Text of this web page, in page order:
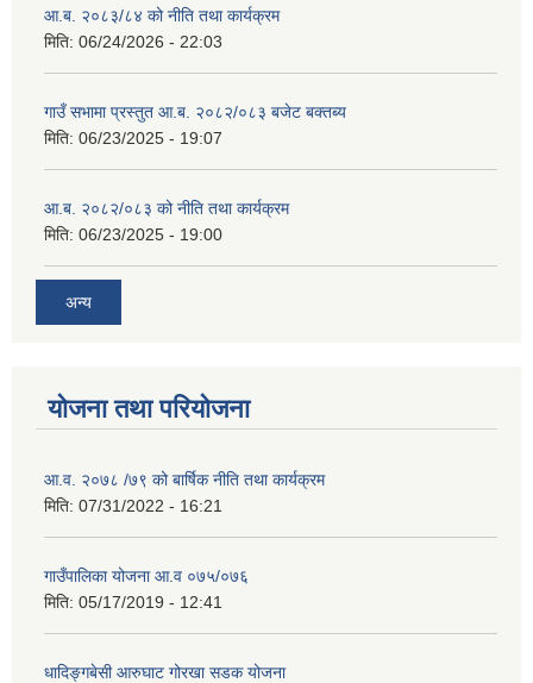
आ.ब. २०८३/८४ को नीति तथा कार्यक्रम
मिति: 06/24/2026 - 22:03
गाउँ सभामा प्रस्तुत आ.ब. २०८२/०८३ बजेट बक्तब्य
मिति: 06/23/2025 - 19:07
आ.ब. २०८२/०८३ को नीति तथा कार्यक्रम
मिति: 06/23/2025 - 19:00
अन्य
योजना तथा परियोजना
आ.व. २०७८ /७९ को बार्षिक नीति तथा कार्यक्रम
मिति: 07/31/2022 - 16:21
गाउँपालिका योजना आ.व ०७५/०७६
मिति: 05/17/2019 - 12:41
धादिङ्गबेसी आरुघाट गोरखा सडक योजना